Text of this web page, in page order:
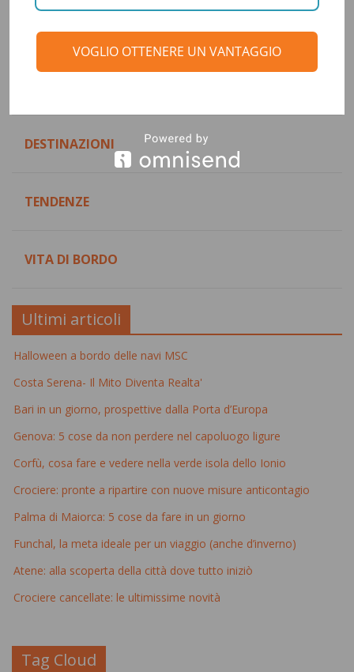
Categorie
DESTINAZIONI
TENDENZE
VITA DI BORDO
Ultimi articoli
Halloween a bordo delle navi MSC
Costa Serena- Il Mito Diventa Realta'
Bari in un giorno, prospettive dalla Porta d’Europa
Genova: 5 cose da non perdere nel capoluogo ligure
Corfù, cosa fare e vedere nella verde isola dello Ionio
Crociere: pronte a ripartire con nuove misure anticontagio
Palma di Maiorca: 5 cose da fare in un giorno
Funchal, la meta ideale per un viaggio (anche d’inverno)
Atene: alla scoperta della città dove tutto iniziò
Crociere cancellate: le ultimissime novità
Tag Cloud
VOGLIO OTTENERE UN VANTAGGIO